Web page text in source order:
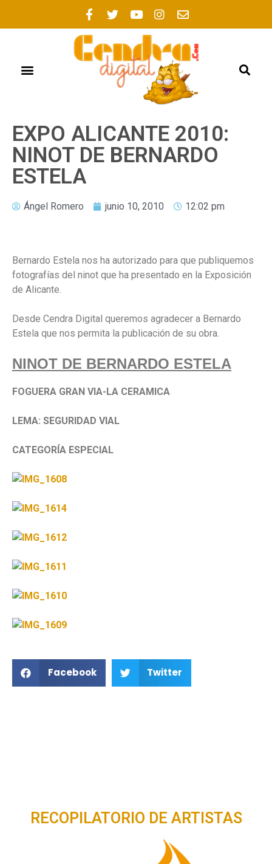
EXPO ALICANTE 2010:
NINOT DE BERNARDO
ESTELA
Ángel Romero junio 10, 2010 12:02 pm
Bernardo Estela nos ha autorizado para que publiquemos
fotografías del ninot que ha presentado en la Exposición
de Alicante.
Desde Cendra Digital queremos agradecer a Bernardo
Estela que nos permita la publicación de su obra.
NINOT DE BERNARDO ESTELA
FOGUERA GRAN VIA-LA CERAMICA
LEMA: SEGURIDAD VIAL
CATEGORÍA ESPECIAL
Facebook Twitter
RECOPILATORIO DE ARTISTAS